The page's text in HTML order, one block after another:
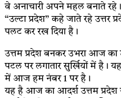
वे अनाचारी अपने महल बनाते
“उल्टा प्रदेश” कहे जाते रहे
पलट कर रख दिया है।
उत्तम प्रदेश बनकर उभरा आज का
पटल पर लगातार सुर्खियों में है।
में आज हम नंबर 1 पर है।
यह है आज का आदर्श उत्तम प्रदेश जो